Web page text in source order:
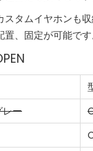
スタムイヤホンも
置、固定が可能です
レー